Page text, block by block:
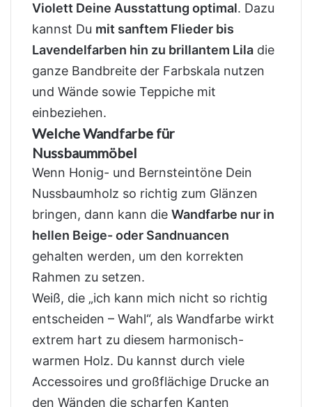
Violett Deine Ausstattung optimal. Dazu
kannst Du mit sanftem Flieder bis
Lavendelfarben hin zu brillantem Lila die
ganze Bandbreite der Farbskala nutzen
und Wände sowie Teppiche mit
einbeziehen.
Welche Wandfarbe für
Nussbaummöbel
Wenn Honig- und Bernsteintöne Dein
Nussbaumholz so richtig zum Glänzen
bringen, dann kann die Wandfarbe nur in
hellen Beige- oder Sandnuancen
gehalten werden, um den korrekten
Rahmen zu setzen.
Weiß, die „ich kann mich nicht so richtig
entscheiden – Wahl“, als Wandfarbe wirkt
extrem hart zu diesem harmonisch-
warmen Holz. Du kannst durch viele
Accessoires und großflächige Drucke an
den Wänden die scharfen Kanten